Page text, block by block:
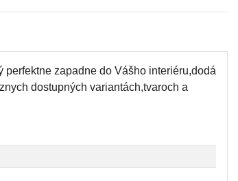
zapadne do Vášho interiéru,dodá
dostupných variantách,tvaroch a